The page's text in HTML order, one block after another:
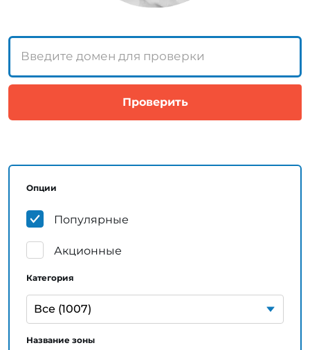
Опции
Популярные
Акционные
Категория
Название зоны